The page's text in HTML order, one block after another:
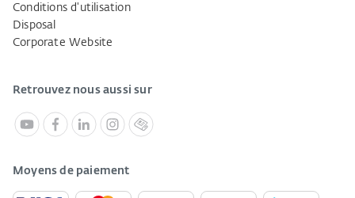
Conditions d'utilisation
Disposal
Corporate Website
Retrouvez nous aussi sur
Moyens de paiement